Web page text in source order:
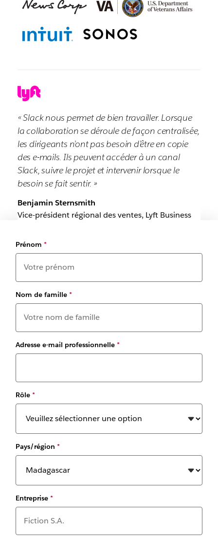
« Slack nous permet de bien travailler. Lorsque
la collaboration se déroule de façon centralisée,
les dirigeants n’ont pas besoin d’être en copie
des e-mails. Ils peuvent accéder à un canal
Slack, suivre le projet et intervenir lorsque le
besoin se fait sentir. »
Benjamin Sternsmith
Vice-président régional des ventes, Lyft Business
Prénom *
Nom de famille *
Adresse e-mail professionnelle *
Rôle *
Pays/région *
Entreprise *